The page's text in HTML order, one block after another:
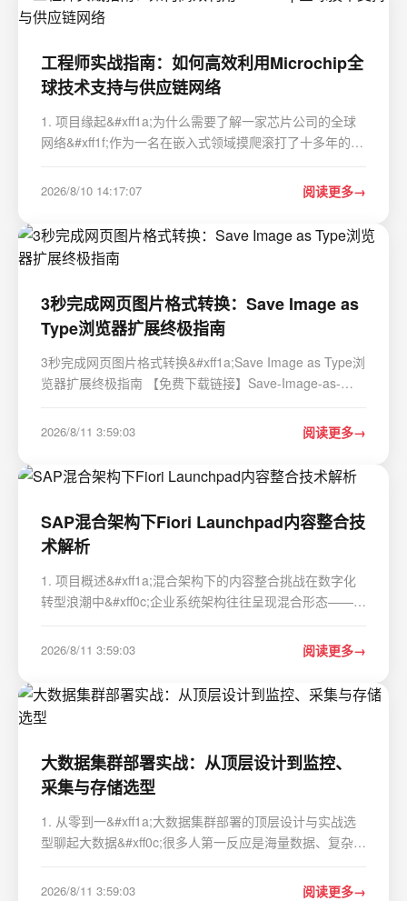
工程师实战指南：如何高效利用Microchip全
球技术支持与供应链网络
1. 项目缘起&#xff1a;为什么需要了解一家芯片公司的全球
网络&#xff1f;作为一名在嵌入式领域摸爬滚打了十多年的工
时&#xff0c;面对琳琅满目的芯片型号&#xff0c;除了对比数据
2026/8/10 14:17:07 阅读更多
3秒完成网页图片格式转换：Save Image as
Type浏览器扩展终极指南
3秒完成网页图片格式转换&#xff1a;Save Image as Type浏
览器扩展终极指南 【免费下载链接】Save-Image-as-
add Save as PNG / JPG / WebP to the context menu of
image. 项目地址: https://gitcode.com/gh_mirrors…
2026/8/11 3:59:03 阅读更多
SAP混合架构下Fiori Launchpad内容整合技
术解析
1. 项目概述&#xff1a;混合架构下的内容整合挑战在数字化
转型浪潮中&#xff0c;企业系统架构往往呈现混合形态——既
Business Technology Platform (BTP)的云端应用。这种架
构虽然灵活&#xff0c;却带来了用户体验碎片化的…
2026/8/11 3:59:03 阅读更多
大数据集群部署实战：从顶层设计到监控、
采集与存储选型
1. 从零到一&#xff1a;大数据集群部署的顶层设计与实战选
型聊起大数据&#xff0c;很多人第一反应是海量数据、复杂计
有地搭建起来&#xff0c;并让它稳定、高效地跑起来&#xff0c;
2026/8/11 3:59:03 阅读更多